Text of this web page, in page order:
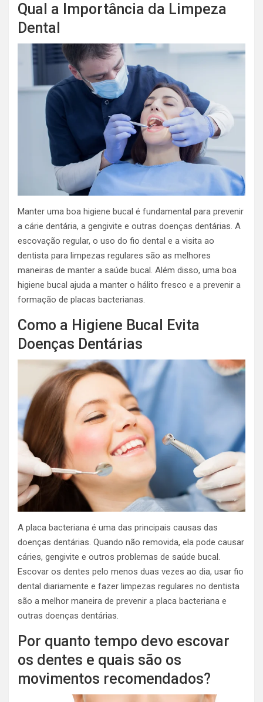
Qual a Importância da Limpeza
Dental
Manter uma boa higiene bucal é fundamental para prevenir
a cárie dentária, a gengivite e outras doenças dentárias. A
escovação regular, o uso do fio dental e a visita ao
dentista para limpezas regulares são as melhores
maneiras de manter a saúde bucal. Além disso, uma boa
higiene bucal ajuda a manter o hálito fresco e a prevenir a
formação de placas bacterianas.
Como a Higiene Bucal Evita
Doenças Dentárias
A placa bacteriana é uma das principais causas das
doenças dentárias. Quando não removida, ela pode causar
cáries, gengivite e outros problemas de saúde bucal.
Escovar os dentes pelo menos duas vezes ao dia, usar fio
dental diariamente e fazer limpezas regulares no dentista
são a melhor maneira de prevenir a placa bacteriana e
outras doenças dentárias.
Por quanto tempo devo escovar
os dentes e quais são os
movimentos recomendados?